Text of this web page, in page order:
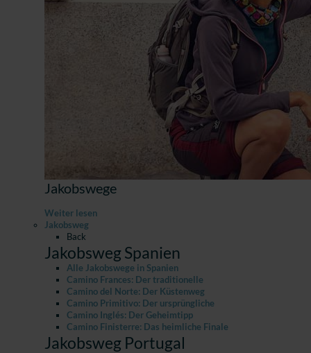
Jakobswege
Weiter lesen
Jakobsweg
Back
Jakobsweg Spanien
Alle Jakobswege in Spanien
Camino Frances: Der traditionelle
Camino del Norte: Der Küstenweg
Camino Primitivo: Der ursprüngliche
Camino Inglés: Der Geheimtipp
Camino Finisterre: Das heimliche Finale
Jakobsweg Portugal